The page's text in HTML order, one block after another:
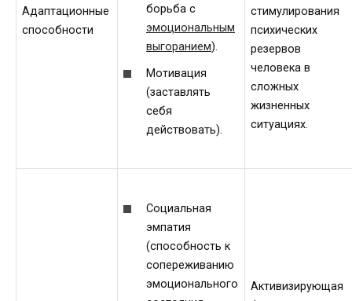
Адаптационные
способности
борьба с
эмоциональным
выгоранием).
Мотивация
(заставлять
себя
действовать).
стимулирования
психических
резервов
человека в
сложных
жизненных
ситуациях.
Социальная
эмпатия
(способность к
сопереживанию
эмоционального
Активизирующая